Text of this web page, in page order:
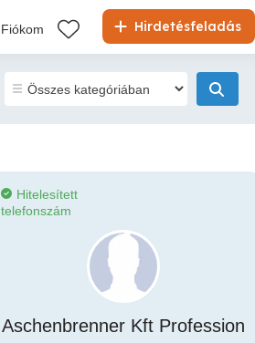
Hirdetésfeladás
Fiókom
Hitelesített
telefonszám
Aschenbrenner Kft Profession